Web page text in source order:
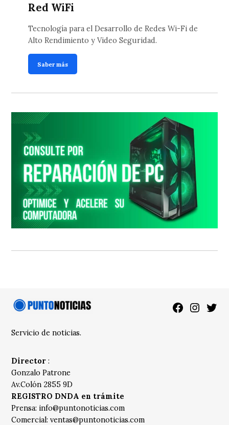
Red WiFi
Tecnología para el Desarrollo de Redes Wi-Fi de
Alto Rendimiento y Video Seguridad.
Saber más
Facebook
Servicio de noticias.
Director :
Gonzalo Patrone
Av.Colón 2855 9D
REGISTRO DNDA en trámite
Prensa: info@puntonoticias.com
Comercial:ventas@puntonoticias.com